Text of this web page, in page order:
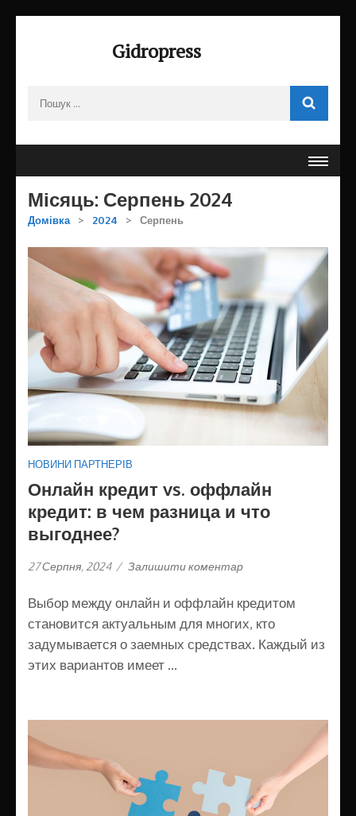
Enter)
Gidropress
Місяць: Серпень 2024
Домівка > 2024 > Серпень
НОВИНИ ПАРТНЕРІВ
Онлайн кредит vs. оффлайн
кредит: в чем разница и что
выгоднее?
27 Серпня, 2024 / Залишити коментар
Выбор между онлайн и оффлайн кредитом
становится актуальным для многих, кто
задумывается о заемных средствах. Каждый из
этих вариантов имеет …